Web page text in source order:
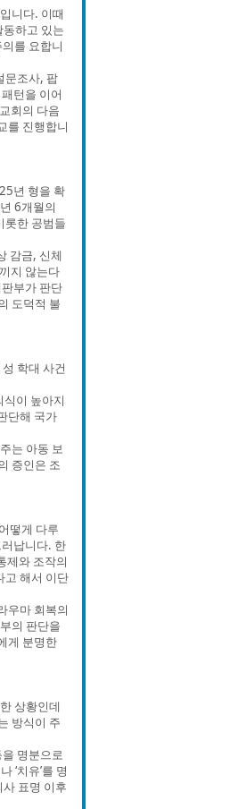
니다. 이때
동하고 있는
를 요합니
문조사, 팝
턴을 이어
회의 다음
를 진행합니
년 형을 확
6개월의
롯한 공범들
감금, 신체
지 않는다
부가 판단
도덕적 불
학대 사건
이 높아지
단해 국가
는 아동 보
증인은 조
떻게 다루
납니다. 한
제와 조작의
고 해서 이단
우마 회복의
의 판단을
게 분명한
상황인데
방식이 주
명분으로
‘치유’를 명
표명 이후